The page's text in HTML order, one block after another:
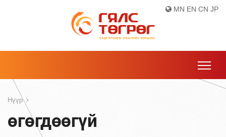
MN EN CN JP
Нүүр
өгөгдөөгүй